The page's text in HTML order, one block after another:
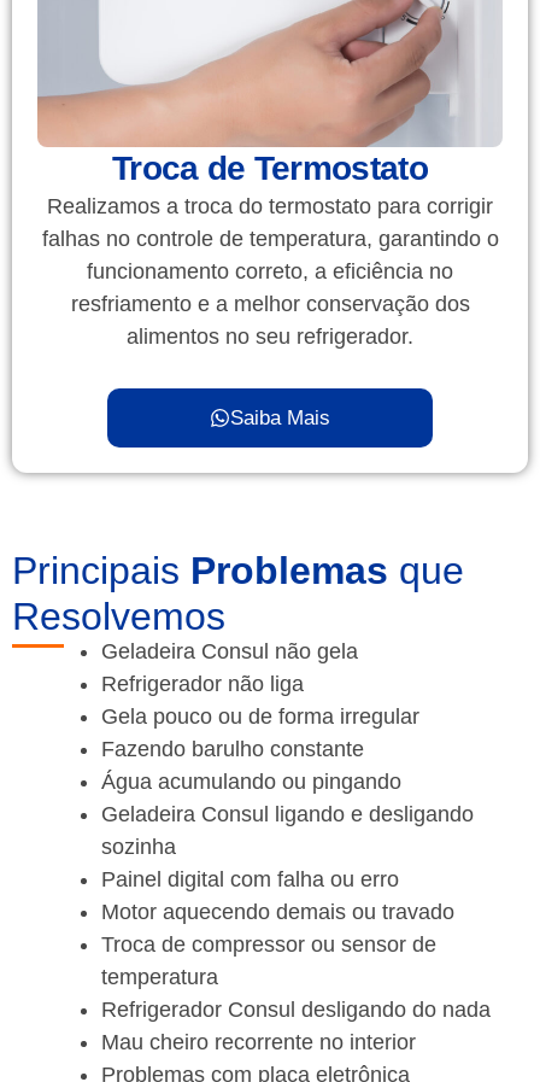
Troca de Termostato
Realizamos a troca do termostato para corrigir
falhas no controle de temperatura, garantindo o
funcionamento correto, a eficiência no
resfriamento e a melhor conservação dos
alimentos no seu refrigerador.
Saiba Mais
Principais Problemas que
Resolvemos
Geladeira Consul não gela
Refrigerador não liga
Gela pouco ou de forma irregular
Fazendo barulho constante
Água acumulando ou pingando
Geladeira Consul ligando e desligando
sozinha
Painel digital com falha ou erro
Motor aquecendo demais ou travado
Troca de compressor ou sensor de
temperatura
Refrigerador Consul desligando do nada
Mau cheiro recorrente no interior
Problemas com placa eletrônica